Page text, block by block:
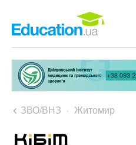
ЗВО/ВНЗ Житомир